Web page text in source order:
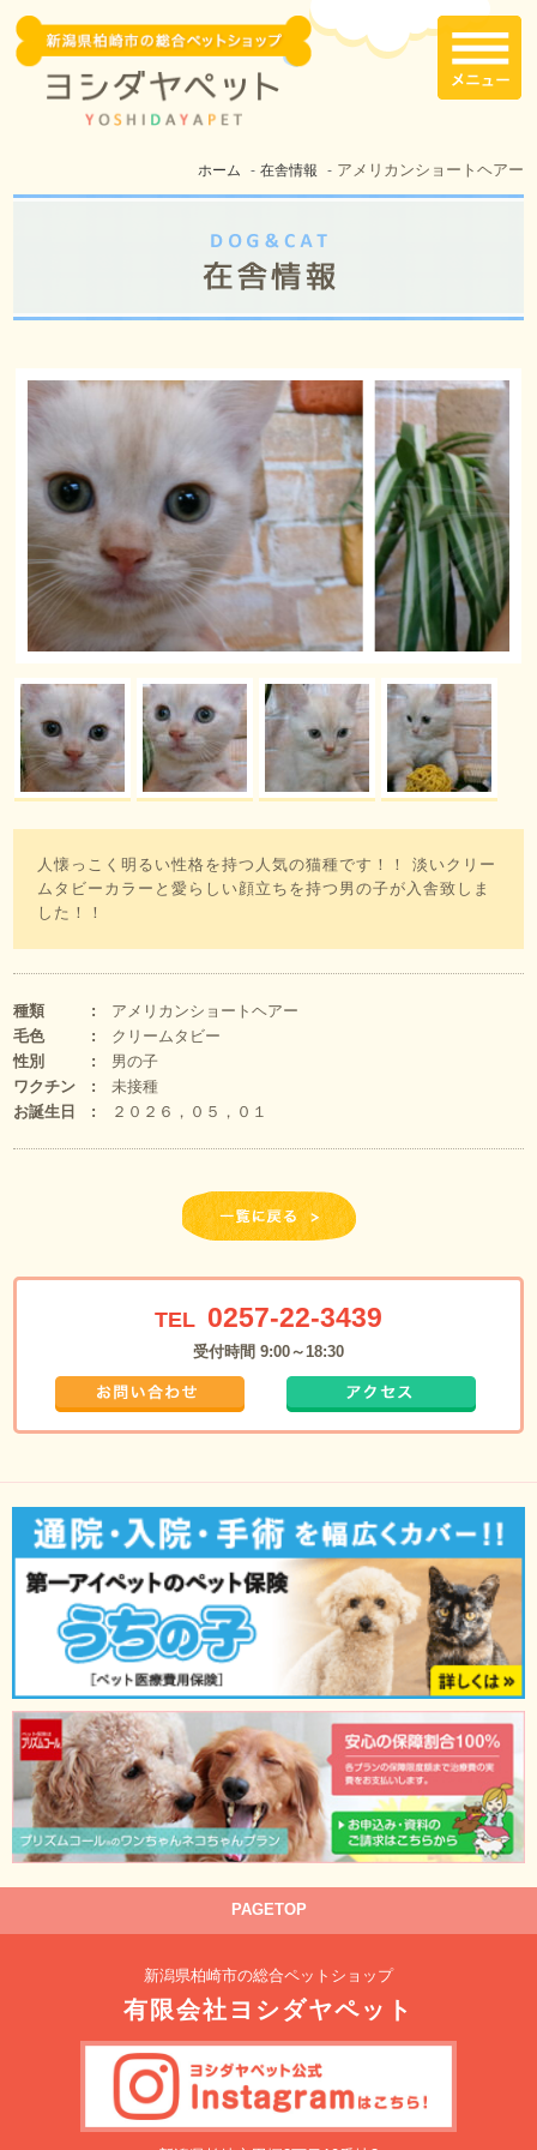
ホーム 在舎情報 アメリカンショートヘアー
人懐っこく明るい性格を持つ人気の猫種です！！ 淡いクリー
ムタビーカラーと愛らしい顔立ちを持つ男の子が入舎致しま
した！！
種類
アメリカンショートヘアー
毛色
クリームタビー
性別
男の子
ワクチン
未接種
お誕生日
２０２６，０５，０１
TEL 0257-22-3439
受付時間 9:00～18:30
PAGETOP
新潟県柏崎市の総合ペットショップ
有限会社ヨシダヤペット